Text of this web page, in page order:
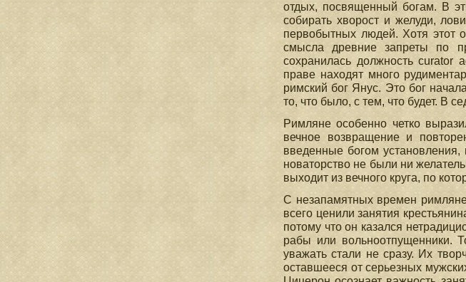
отдых, посвященный богам. В
собирать хворост и желуди,
первобытных людей. Хотя этот
смысла древние запреты по
сохранилась должность curator
праве находят много
римский бог Янус. Это бог
то, что было, с тем, что будет. В
Римляне особенно четко
вечное возвращение и
введенные богом
новаторство не были ни
выходит из вечного круга, по
C незапамятных времен
всего ценили занятия
потому что он казался
рабы или вольноотпущенники.
уважать стали не сразу. Их
оставшееся от серьезных